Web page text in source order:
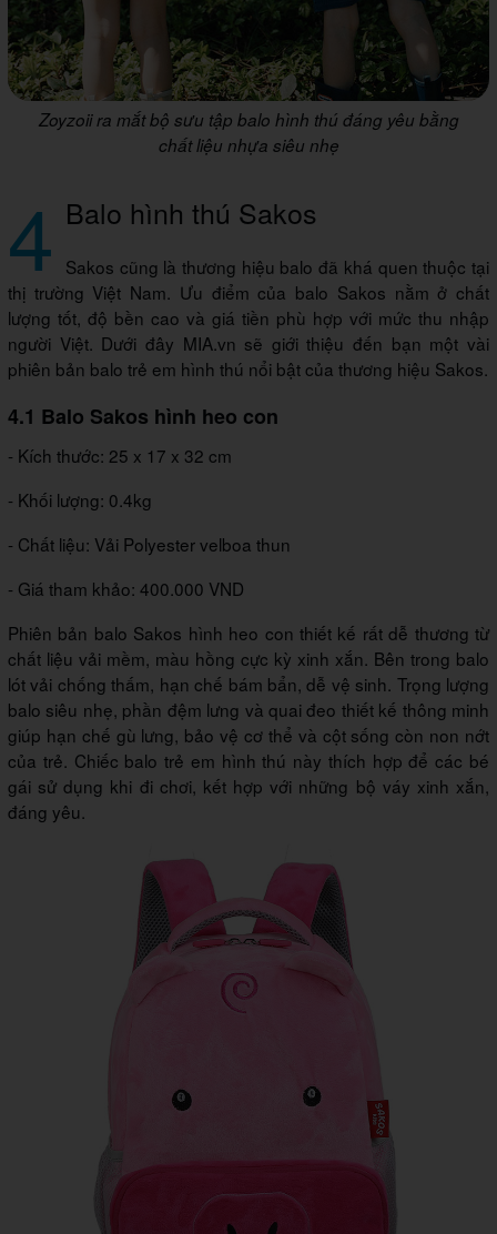
Zoyzoii ra mắt bộ sưu tập balo hình thú đáng yêu bằng
chất liệu nhựa siêu nhẹ
4 Balo hình thú Sakos
Sakos cũng là thương hiệu balo đã khá quen thuộc tại
thị trường Việt Nam. Ưu điểm của balo Sakos nằm ở chất
lượng tốt, độ bền cao và giá tiền phù hợp với mức thu nhập
người Việt. Dưới đây MIA.vn sẽ giới thiệu đến bạn một vài
phiên bản balo trẻ em hình thú nổi bật của thương hiệu Sakos.
4.1 Balo Sakos hình heo con
- Kích thước: 25 x 17 x 32 cm
- Khối lượng: 0.4kg
- Chất liệu: Vải Polyester velboa thun
- Giá tham khảo: 400.000 VND
Phiên bản balo Sakos hình heo con thiết kế rất dễ thương từ
chất liệu vải mềm, màu hồng cực kỳ xinh xắn. Bên trong balo
lót vải chống thấm, hạn chế bám bẩn, dễ vệ sinh. Trọng lượng
balo siêu nhẹ, phần đệm lưng và quai đeo thiết kế thông minh
giúp hạn chế gù lưng, bảo vệ cơ thể và cột sống còn non nớt
của trẻ. Chiếc balo trẻ em hình thú này thích hợp để các bé
gái sử dụng khi đi chơi, kết hợp với những bộ váy xinh xắn,
đáng yêu.